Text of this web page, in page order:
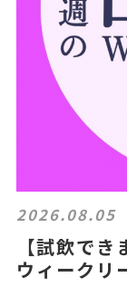
2026.08.05
【試飲で
ウィークリ